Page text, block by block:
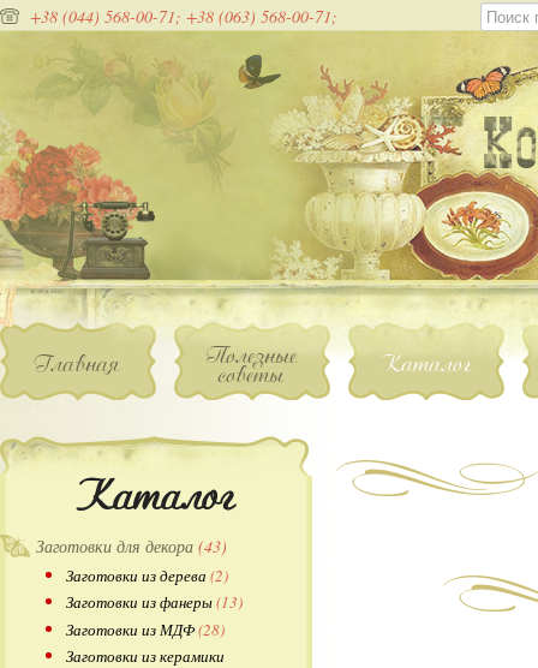
+38 (044) 568-00-71; +38 (063) 568-00-71;
Главная Полезные
советы Каталог
Каталог
Заготовки для декора (43)
Заготовки из дерева (2)
Заготовки из фанеры(13)
Заготовки из МДФ(28)
Заготовки из керамики